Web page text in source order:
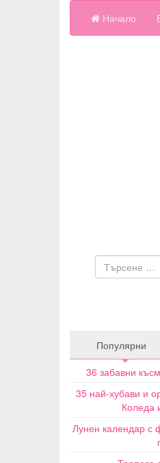
Начало
Популярни
36 забавни
35 най-хубави и
Коледа
Лунен календар с